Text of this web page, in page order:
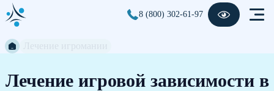
8 (800) 302-61-97
Лечение игровой зависимости в